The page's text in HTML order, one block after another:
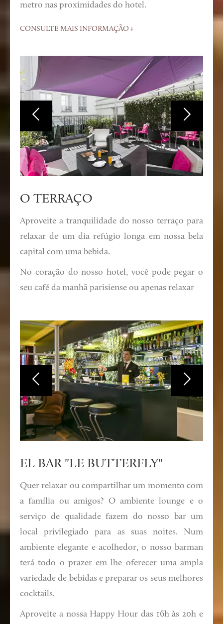
metro nas proximidades do hotel.
CONSULTE MAIS INFORMAÇÃO
O TERRAÇO
Aproveite a tranquilidade do nosso terraço para
relaxar de um dia refúgio longa em nossa bela
capital com uma bebida.
No coração do nosso hotel, você pode pegar o
seu café da manhã parisiense ou apenas relaxar
EL BAR "LE BUTTERFLY"
Quer relaxar ou compartilhar um momento com
a família ou amigos? O ambiente lounge e o
serviço de qualidade fazem do nosso bar um
local privilegiado para as suas noites. Num
ambiente elegante e acolhedor, o nosso barman
terá todo o prazer em lhe oferecer uma ampla
variedade de bebidas e preparar os seus melhores
cocktails.
Aproveite a nossa Happy Hour das 16h às 20h e